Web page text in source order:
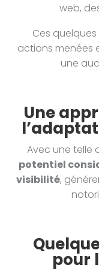
web,
Ces
actions menées
une
Une
Avec une telle
potentiel
visibilité,
pour